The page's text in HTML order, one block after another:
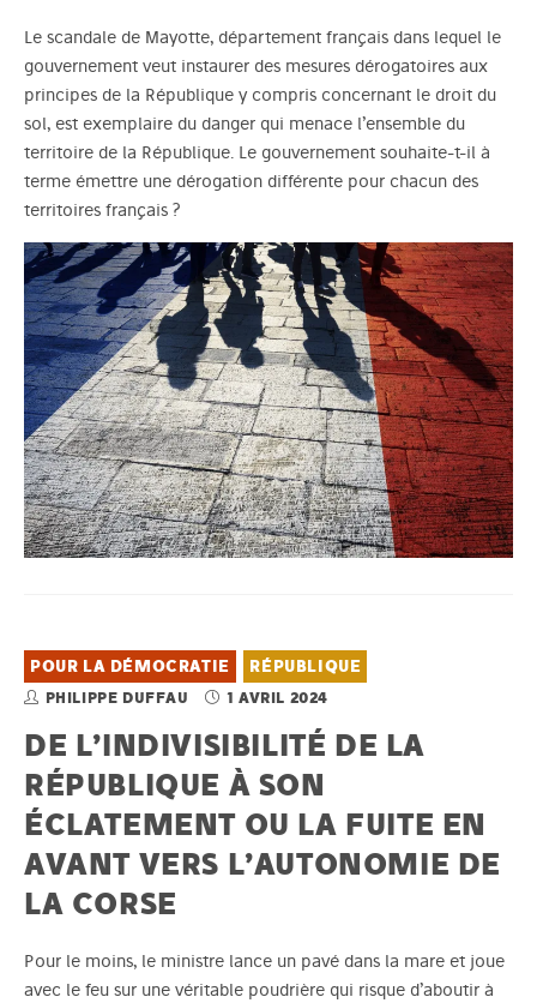
Le scandale de Mayotte, département français dans lequel le
gouvernement veut instaurer des mesures dérogatoires aux
principes de la République y compris concernant le droit du
sol, est exemplaire du danger qui menace l’ensemble du
territoire de la République. Le gouvernement souhaite-t-il à
terme émettre une dérogation différente pour chacun des
territoires français ?
POUR LA DÉMOCRATIE RÉPUBLIQUE
PHILIPPE DUFFAU 1 AVRIL 2024
DE L’INDIVISIBILITÉ DE LA
RÉPUBLIQUE À SON
ÉCLATEMENT OU LA FUITE EN
AVANT VERS L’AUTONOMIE DE
LA CORSE
Pour le moins, le ministre lance un pavé dans la mare et joue
avec le feu sur une véritable poudrière qui risque d’aboutir à